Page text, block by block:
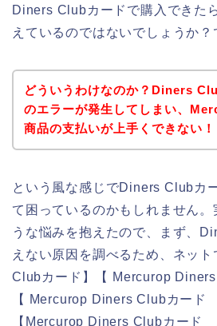
Diners Clubカードで購入できた
えているのではないでしょうか？
どういうわけなのか？Diners
のエラーが発生してしまい、
商品の支払いが上手くできない！
という風な感じでDiners Clubカ
て困っているのかもしれません。
うな悩みを抱えたので、まず、
えない原因を調べるため、ネッ
Clubカード】【 Mercurop
【 Mercurop Diners Clubカード
【Mercurop Diners Clubカード